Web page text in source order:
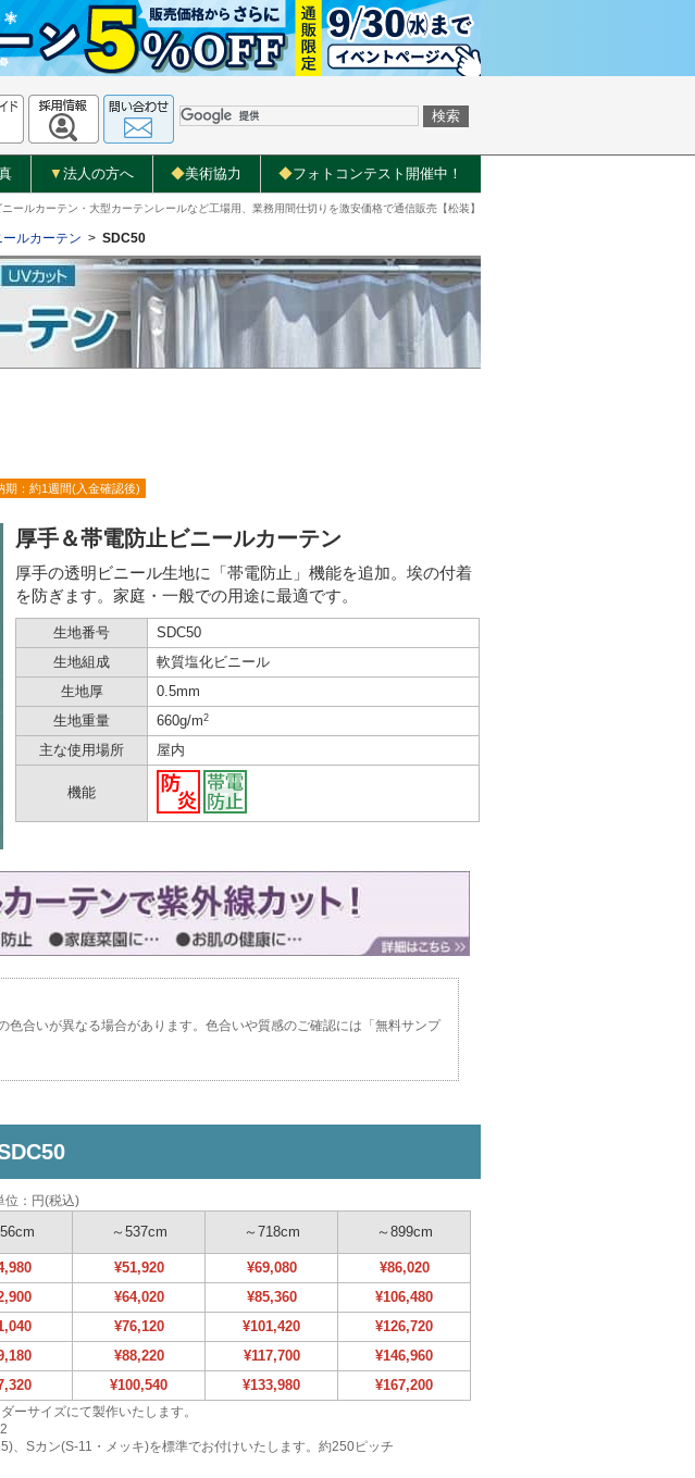
▼法人の方へ ◆美術協力 ◆フォトコンテスト開催中！
ールカーテン・大型カーテンレールなど工場用、業務用間仕切りを激安価格で通信販売【松装】
ールカーテン > SDC50
期：約1週間(入金確認後)
厚手＆帯電防止ビニールカーテン
厚手の透明ビニール生地に「帯電防止」機能を追加。埃の付着
を防ぎます。家庭・一般での用途に最適です。
生地番号
SDC50
生地組成
軟質塩化ビニール
生地厚
0.5mm
生地重量
660g/m2
主な使用場所 屋内
機能
合いが異なる場合があります。色合いや質感のご確認には「無料サンプ
位：円(税込)
～537cm ～718cm ～899cm
¥51,920 ¥69,080
¥86,020
¥64,020 ¥85,360
¥106,480
¥76,120 ¥101,420
¥126,720
¥88,220 ¥117,700
¥146,960
¥100,540 ¥133,980 ¥167,200
ーサイズにて製作いたします。
Sカン(S-11・メッキ)を標準でお付けいたします。約250ピッチ